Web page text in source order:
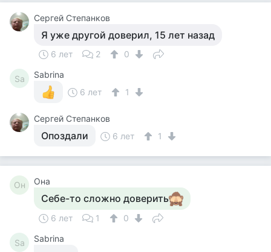
Сергей Степанков
Я уже другой доверил, 15 лет назад
6 лет 2 0
Sa
Sabrina
6 лет
1
Сергей Степанков
Опоздали 6 лет 1
Он Она
Себе-то сложно доверить
6 лет 1 0
Sa Sabrina